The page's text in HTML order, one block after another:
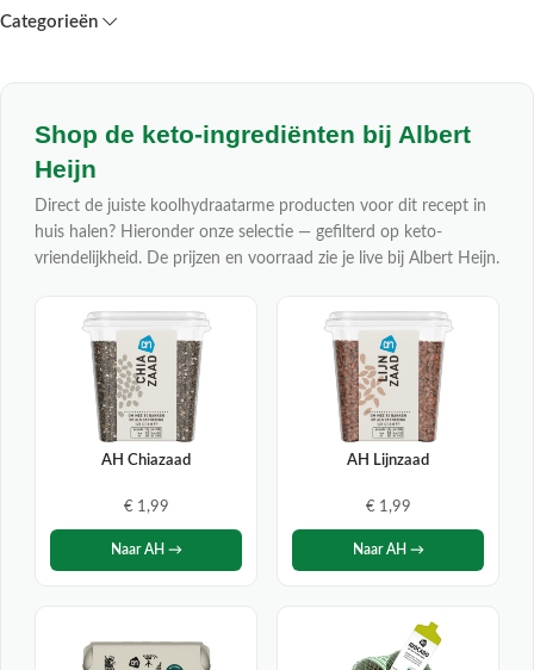
Categorieën
Shop de keto-ingrediënten bij Albert
Heijn
Direct de juiste koolhydraatarme producten voor dit recept in
huis halen? Hieronder onze selectie — gefilterd op keto-
vriendelijkheid. De prijzen en voorraad zie je live bij Albert Heijn.
AH Chiazaad
€ 1,99
Naar AH →
AH Lijnzaad
€ 1,99
Naar AH →